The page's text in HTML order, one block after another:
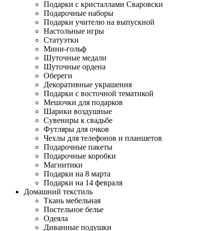
Подарки с кристаллами Сваровски
Подарочные наборы
Подарки учителю на выпускной
Настольные игры
Статуэтки
Мини-гольф
Шуточные медали
Шуточные ордена
Обереги
Декоративные украшения
Подарки с восточной тематикой
Мешочки для подарков
Шарики воздушные
Сувениры к свадьбе
Футляры для очков
Чехлы для телефонов и планшетов
Подарочные пакеты
Подарочные коробки
Магнитики
Подарки на 8 марта
Подарки на 14 февраля
Домашний текстиль
Ткань мебельная
Постельное белье
Одеяла
Диванные подушки